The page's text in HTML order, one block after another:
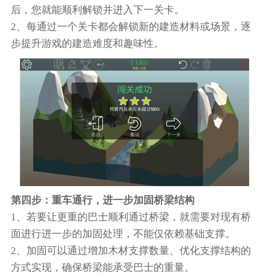
后，您就能顺利解锁并进入下一关卡。
2、每通过一个关卡都会解锁新的建造材料或场景，逐
步提升游戏的建造难度和趣味性。
第四步：重车通行，进一步加固桥梁结构
1、若要让更重的巴士顺利通过桥梁，就需要对现有桥
面进行进一步的加固处理，不能仅依赖基础支撑。
2、加固可以通过增加木材支撑数量、优化支撑结构的
方式实现，确保桥梁能承受巴士的重量。